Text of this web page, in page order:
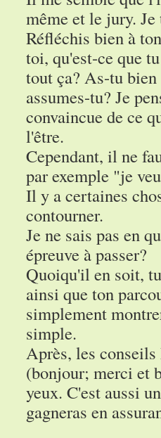
même et le jury.
Réfléchis bien à
toi, qu'est-ce que
tout ça? As-tu bien
assumes-tu? Je
convaincue de ce
l'être.
Cependant, il ne
par exemple "je
Il y a certaines
contourner.
Je ne sais pas en
épreuve à passer?
Quoiqu'il en soit,
ainsi que ton
simplement
simple.
Après, les
(bonjour; merci et
yeux. C'est aussi
gagneras en